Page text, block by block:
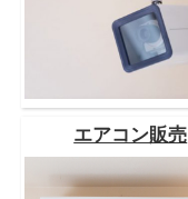
エアコン販売